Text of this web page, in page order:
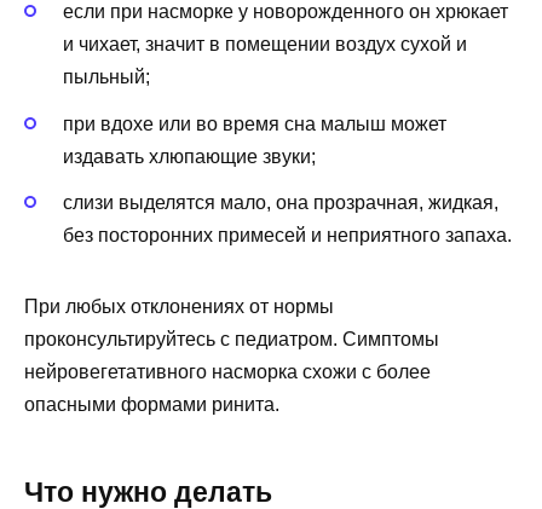
если при насморке у новорожденного он хрюкает
и чихает, значит в помещении воздух сухой и
пыльный;
при вдохе или во время сна малыш может
издавать хлюпающие звуки;
слизи выделятся мало, она прозрачная, жидкая,
без посторонних примесей и неприятного запаха.
При любых отклонениях от нормы
проконсультируйтесь с педиатром. Симптомы
нейровегетативного насморка схожи с более
опасными формами ринита.
Что нужно делать